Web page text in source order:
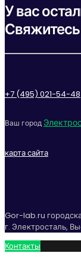
У вас
+7 (495) 021-54-48
Ваш город
карта сайта
Gor-lab.ru
г. Электросталь,
Контакты